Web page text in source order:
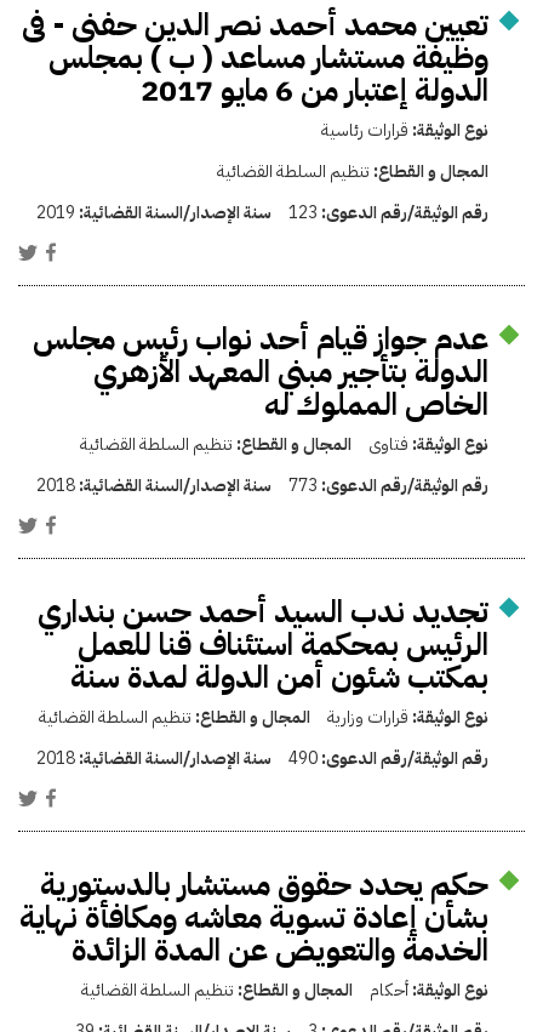
تعيين محمد أحمد نصر الدين حفنى - فى
وظيفة مستشار مساعد ( ب ) بمجلس
الدولة إعتبار من 6 مايو 2017
نوع الوثيقة: قرارات رئاسية
المجال و القطاع: تنظيم السلطة القضائية
رقم الوثيقة/رقم الدعوى: 123 سنة الإصدار/السنة القضائية: 2019
عدم جواز قيام أحد نواب رئيس مجلس
الدولة بتأجير مبني المعهد الأزهري
الخاص المملوك له
نوع الوثيقة: فتاوى المجال و القطاع: تنظيم السلطة القضائية
رقم الوثيقة/رقم الدعوى: 773 سنة الإصدار/السنة القضائية:2018
تجديد ندب السيد أحمد حسن بنداري
الرئيس بمحكمة استئناف قنا للعمل
بمكتب شئون أمن الدولة لمدة سنة
نوع الوثيقة: قرارات وزارية المجال و القطاع: تنظيم السلطة القضائية
رقم الوثيقة/رقم الدعوى:490 سنة الإصدار/السنة القضائية:2018
حكم يحدد حقوق مستشار بالدستورية
بشأن إعادة تسوية معاشه ومكافأة نهاية
الخدمة والتعويض عن المدة الزائدة
نوع الوثيقة:أحكام المجال و القطاع: تنظيم السلطة القضائية